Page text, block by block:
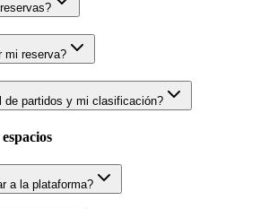
mi reserva?
de partidos y mi clasificación?
a la plataforma?